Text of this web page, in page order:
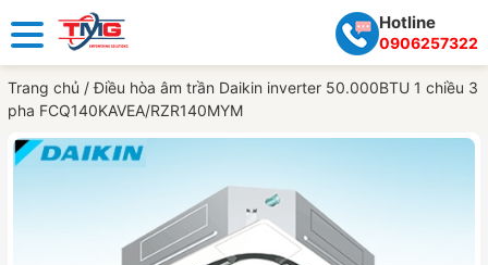
Hotline
0906257322
Trang chủ /Điều hòa âm trần Daikin inverter 50.000BTU 1 chiều 3
pha FCQ140KAVEA/RZR140MYM